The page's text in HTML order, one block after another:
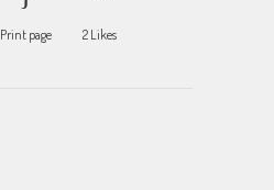
Print page 2Likes